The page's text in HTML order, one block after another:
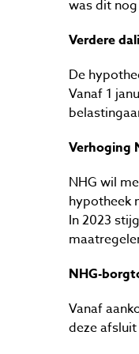
was dit
Verdere
De
Vanaf 1
Verhoging
NHG wil
hypotheek
In 2023
NHG-
Vanaf
deze